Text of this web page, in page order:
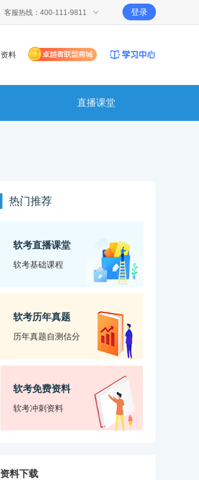
客服热线：400-111-9811 登录
资料
直播课堂
热门推荐
软考直播课堂
软考基础课程
软考历年真题
历年真题自测估分
软考免费资料
软考冲刺资料
资料下载